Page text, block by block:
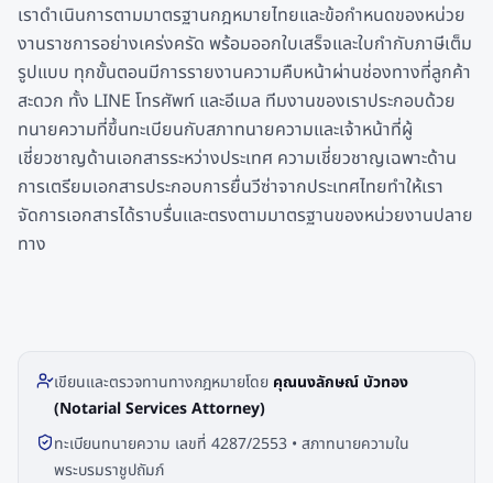
เราดำเนินการตามมาตรฐานกฎหมายไทยและข้อกำหนดของหน่วย
งานราชการอย่างเคร่งครัด พร้อมออกใบเสร็จและใบกำกับภาษีเต็ม
รูปแบบ ทุกขั้นตอนมีการรายงานความคืบหน้าผ่านช่องทางที่ลูกค้า
สะดวก ทั้ง LINE โทรศัพท์ และอีเมล ทีมงานของเราประกอบด้วย
ทนายความที่ขึ้นทะเบียนกับสภาทนายความและเจ้าหน้าที่ผู้
เชี่ยวชาญด้านเอกสารระหว่างประเทศ ความเชี่ยวชาญเฉพาะด้าน
การเตรียมเอกสารประกอบการยื่นวีซ่าจากประเทศไทยทำให้เรา
จัดการเอกสารได้ราบรื่นและตรงตามมาตรฐานของหน่วยงานปลาย
ทาง
เขียนและตรวจทานทางกฎหมายโดย คุณนงลักษณ์ บัวทอง
(Notarial Services Attorney)
ทะเบียนทนายความ เลขที่ 4287/2553 • สภาทนายความใน
พระบรมราชูปถัมภ์